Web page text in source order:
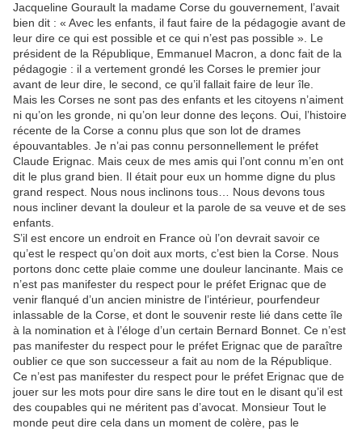
Jacqueline Gourault la madame Corse du gouvernement, l’avait
bien dit : « Avec les enfants, il faut faire de la pédagogie avant de
leur dire ce qui est possible et ce qui n’est pas possible ». Le
président de la République, Emmanuel Macron, a donc fait de la
pédagogie : il a vertement grondé les Corses le premier jour
avant de leur dire, le second, ce qu’il fallait faire de leur île.
Mais les Corses ne sont pas des enfants et les citoyens n’aiment
ni qu’on les gronde, ni qu’on leur donne des leçons. Oui, l’histoire
récente de la Corse a connu plus que son lot de drames
épouvantables. Je n’ai pas connu personnellement le préfet
Claude Erignac. Mais ceux de mes amis qui l’ont connu m’en ont
dit le plus grand bien. Il était pour eux un homme digne du plus
grand respect. Nous nous inclinons tous… Nous devons tous
nous incliner devant la douleur et la parole de sa veuve et de ses
enfants.
S’il est encore un endroit en France où l’on devrait savoir ce
qu’est le respect qu’on doit aux morts, c’est bien la Corse. Nous
portons donc cette plaie comme une douleur lancinante. Mais ce
n’est pas manifester du respect pour le préfet Erignac que de
venir flanqué d’un ancien ministre de l’intérieur, pourfendeur
inlassable de la Corse, et dont le souvenir reste lié dans cette île
à la nomination et à l’éloge d’un certain Bernard Bonnet. Ce n’est
pas manifester du respect pour le préfet Erignac que de paraître
oublier ce que son successeur a fait au nom de la République.
Ce n’est pas manifester du respect pour le préfet Erignac que de
jouer sur les mots pour dire sans le dire tout en le disant qu’il est
des coupables qui ne méritent pas d’avocat. Monsieur Tout le
monde peut dire cela dans un moment de colère, pas le